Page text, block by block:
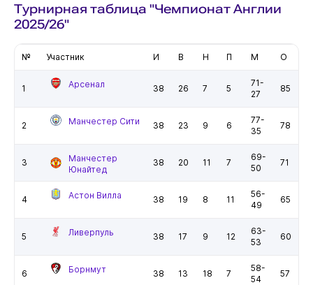
Турнирная таблица "Чемпионат Англии
2025/26"
№ Участник И В Н П М О
1 Арсенал 38 26 7 5
71-
27
85
2 Манчестер Сити 38 23 9 6
77-
35
78
3
Манчестер
Юнайтед
38 20 11 7
69-
50
71
4 Астон Вилла 38 19 8 11
56-
49
65
5 Ливерпуль 38 17 9 12
63-
53
60
6 Борнмут 38 13 18 7
58-
54
57